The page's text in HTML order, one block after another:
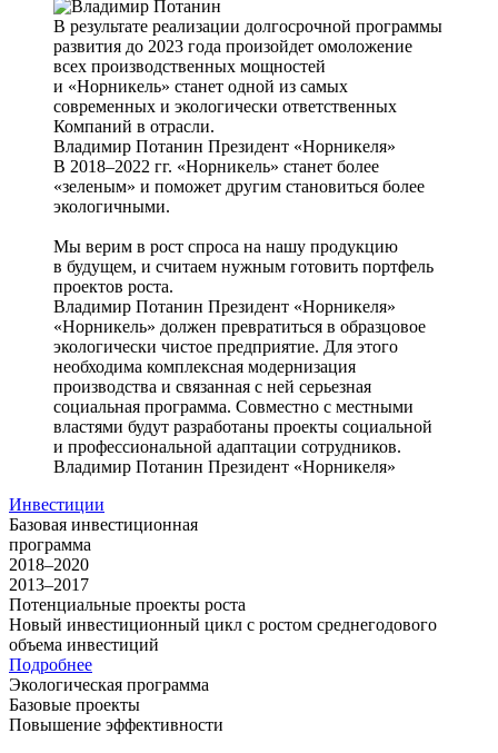
В результате реализации долгосрочной программы
развития до 2023 года произойдет омоложение
всех производственных мощностей
и «Норникель» станет одной из самых
современных и экологически ответственных
Компаний в отрасли.
Владимир Потанин Президент «Норникеля»
В 2018–2022 гг. «Норникель» станет более
«зеленым» и поможет другим становиться более
экологичными.
Мы верим в рост спроса на нашу продукцию
в будущем, и считаем нужным готовить портфель
проектов роста.
Владимир Потанин Президент «Норникеля»
«Норникель» должен превратиться в образцовое
экологически чистое предприятие. Для этого
необходима комплексная модернизация
производства и связанная с ней серьезная
социальная программа. Совместно с местными
властями будут разработаны проекты социальной
и профессиональной адаптации сотрудников.
Владимир Потанин Президент «Норникеля»
Инвестиции
Базовая инвестиционная
программа
2018–2020
2013–2017
Потенциальные проекты роста
Новый инвестиционный цикл с ростом среднегодового
объема инвестиций
Подробнее
Экологическая программа
Базовые проекты
Повышение эффективности